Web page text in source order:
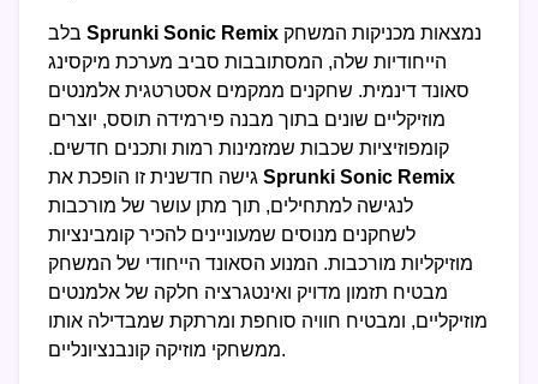
Sprunki Sonic Remix
הייחודיות שלה, המסתובבות סביב מערכת מיקסינג
סאונד דינמית. שחקנים ממקמים אסטרטגית אלמנטים
מוזיקליים שונים בתוך מבנה פירמידה תוסס, יוצרים
קומפוזיציות שכבות שמזמינות רמות ותכנים חדשים.
Sprunki Sonic Remix
לנגישה למתחילים, תוך מתן עושר של מורכבות
לשחקנים מנוסים שמעוניינים להכיר קומבינציות
מוזיקליות מורכבות. המנוע הסאונד הייחודי של המשחק
מבטיח תזמון מדויק ואינטגרציה חלקה של אלמנטים
מוזיקליים, ומבטיח חוויה סוחפת ומרתקת שמבדילה אותו
ממשחקי מוזיקה קונבנציונליים.